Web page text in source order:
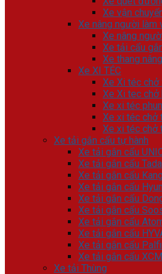
Xe vận
Xe nâng người làm
Xe nâng
Xe tải cẩu
Xe thang
Xe XI TÉC
Xe Xi téc chở
Xe Xi tec chở
Xe xi téc
Xe xi téc chở
Xe xi téc chở
Xe tải gắn cẩu tự hành
Xe tải gắn cẩu
Xe tải gắn cẩu
Xe tải gắn cẩu
Xe tải gắn cẩu
Xe tải gắn cẩu
Xe tải gắn cẩu
Xe tải gắn cẩu
Xe tải gắn cẩu
Xe tải gắn cẩu
Xe tải gắn cẩu
Xe tải Thùng